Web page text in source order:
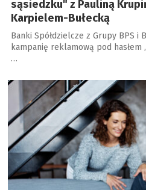
sąsiedzku" z Pauliną
Karpielem-Bułecką
Banki Spółdzielcze z Grupy BPS i
kampanię reklamową pod
…
a